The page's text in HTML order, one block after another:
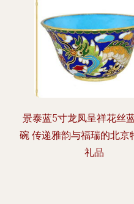
景泰蓝5寸龙凤呈祥花丝
碗 传递雅韵与福瑞的北京
礼品